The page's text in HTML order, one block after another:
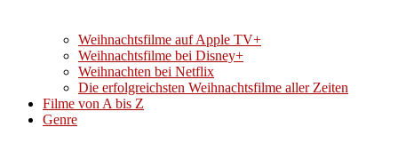
Weihnachtsfilme auf Apple TV+
Weihnachtsfilme bei Disney+
Weihnachten bei Netflix
Die erfolgreichsten Weihnachtsfilme aller Zeiten
Filme von A bis Z
Genre